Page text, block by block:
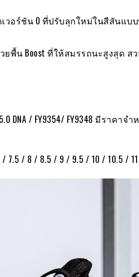
วอร์ชัน 0 ที่ปรับลุกใหม่ในสีสันแบ
พื้น Boost ที่ให้สมรรถนะสูงสุด ส
5.0 DNA / FY9354/ FY9348 มีราคา
7.5 / 8 / 8.5 / 9 / 9.5 / 10 / 10.5 / 11